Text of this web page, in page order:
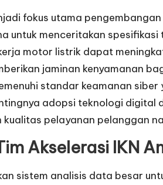
fokus utama
untuk menceritakan
motor listrik dapat
jaminan kenyamanan
standar keamanan
adopsi teknologi
pelayanan pelanggan
Akselerasi IKN
sistem analisis data besar